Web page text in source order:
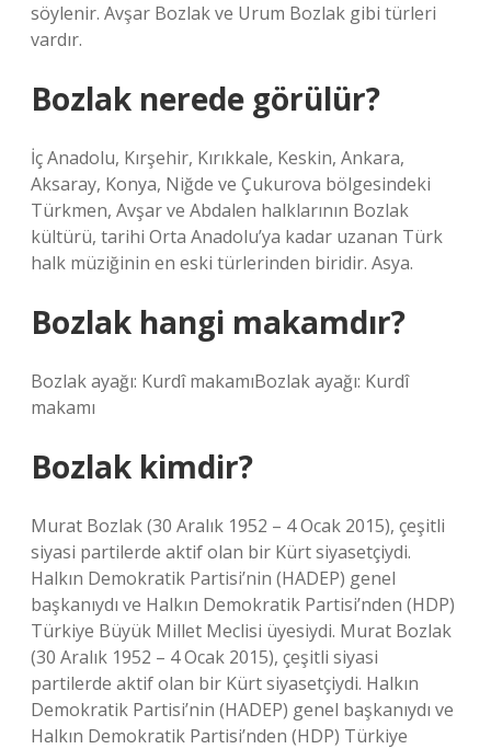
söylenir. Avşar Bozlak ve Urum Bozlak gibi türleri
vardır.
Bozlak nerede görülür?
İç Anadolu, Kırşehir, Kırıkkale, Keskin, Ankara,
Aksaray, Konya, Niğde ve Çukurova bölgesindeki
Türkmen, Avşar ve Abdalen halklarının Bozlak
kültürü, tarihi Orta Anadolu’ya kadar uzanan Türk
halk müziğinin en eski türlerinden biridir. Asya.
Bozlak hangi makamdır?
Bozlak ayağı: Kurdî makamıBozlak ayağı: Kurdî
makamı
Bozlak kimdir?
Murat Bozlak (30 Aralık 1952 – 4 Ocak 2015), çeşitli
siyasi partilerde aktif olan bir Kürt siyasetçiydi.
Halkın Demokratik Partisi’nin (HADEP) genel
başkanıydı ve Halkın Demokratik Partisi’nden (HDP)
Türkiye Büyük Millet Meclisi üyesiydi. Murat Bozlak
(30 Aralık 1952 – 4 Ocak 2015), çeşitli siyasi
partilerde aktif olan bir Kürt siyasetçiydi. Halkın
Demokratik Partisi’nin (HADEP) genel başkanıydı ve
Halkın Demokratik Partisi’nden (HDP) Türkiye